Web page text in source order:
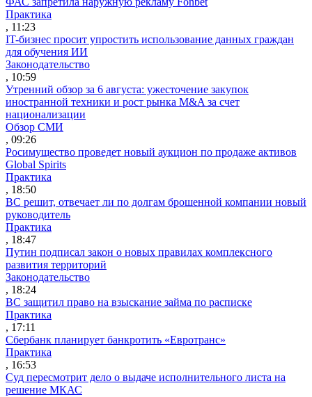
Практика
, 11:23
IT-бизнес просит упростить использование данных граждан
для обучения ИИ
Законодательство
, 10:59
Утренний обзор за 6 августа: ужесточение закупок
иностранной техники и рост рынка M&A за счет
национализации
Обзор СМИ
, 09:26
Росимущество проведет новый аукцион по продаже активов
Global Spirits
Практика
, 18:50
ВС решит, отвечает ли по долгам брошенной компании новый
руководитель
Практика
, 18:47
Путин подписал закон о новых правилах комплексного
развития территорий
Законодательство
, 18:24
ВС защитил право на взыскание займа по расписке
Практика
, 17:11
Сбербанк планирует банкротить «Евротранс»
Практика
, 16:53
Суд пересмотрит дело о выдаче исполнительного листа на
решение МКАС